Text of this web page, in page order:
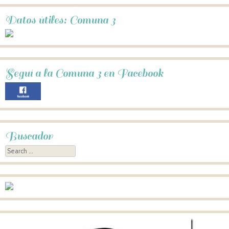
Datos útiles: Comuna 3
Seguí a la Comuna 3 en Facebook
Buscador
Search